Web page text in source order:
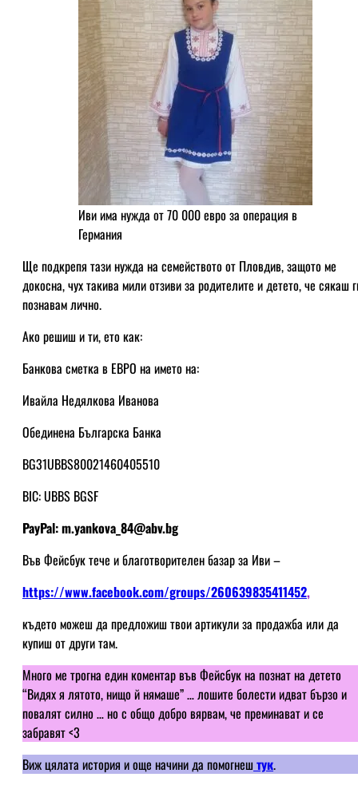
Иви има нужда от 70 000 евро за операция в
Германия
Ще подкрепя тази нужда на семейството от Пловдив, защото ме
докосна, чух такива мили отзиви за родителите и детето, че сякаш
познавам лично.
Ако решиш и ти, ето как:
Банкова сметка в ЕВРО на името на:
Ивайла Недялкова Иванова
Обединена Българска Банка
BG31UBBS80021460405510
BIC: UBBS BGSF
PayPal: m.yankova_84@abv.bg
Във Фейсбук тече и благотворителен базар за Иви –
https://www.facebook.com/groups/260639835411452,
където можеш да предложиш твои артикули за продажба или да
купиш от други там.
Много ме трогна един коментар във Фейсбук на познат на детето
“Видях я лятото, нищо й нямаше” … лошите болести идват бързо и
повалят силно … но с общо добро вярвам, че преминават и се
забравят <3
Виж цялата история и още начини да помогнеш тук.